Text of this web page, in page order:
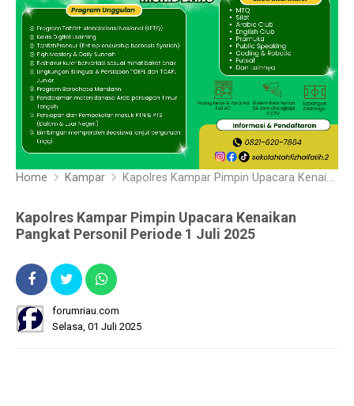
Home Kampar Kapolres Kampar Pimpin Upacara Kenaikan Pangkat Personil Periode 1 Juli 2025
Kapolres Kampar Pimpin Upacara Kenaikan
Pangkat Personil Periode 1 Juli 2025
forumriau.com
Selasa, 01 Juli 2025